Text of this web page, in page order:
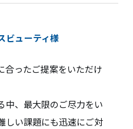
ビューティ様
合ったご提案をいただけ
中、最大限のご尽力をい
しい課題にも迅速にご対